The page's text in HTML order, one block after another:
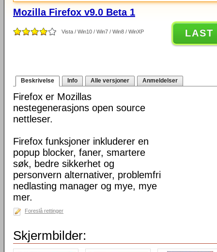
Mozilla Firefox v9.0 Beta 1
Vista / Win10 / Win7 / Win8 / WinXP LAST
Beskrivelse Info Alle versjoner Anmeldelser
Firefox er Mozillas
nestegenerasjons open source
nettleser.
Firefox funksjoner inkluderer en
popup blocker, faner, smartere
søk, bedre sikkerhet og
personvern alternativer, problemfri
nedlasting manager og mye, mye
mer.
Foreslå rettinger
Skjermbilder: